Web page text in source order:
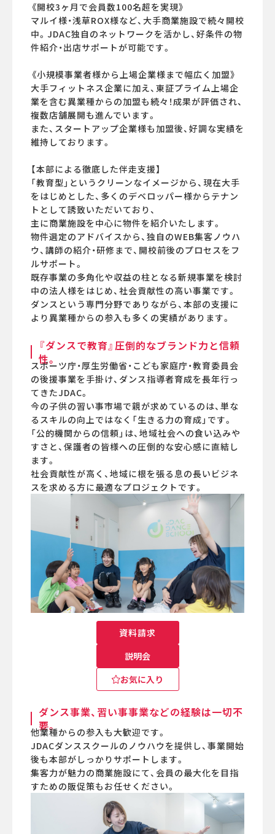
《開校3ヶ月で会員数100名超を実現》
マルイ様・浅草ROX様など、大手商業施設で続々開校
中。JDAC独自のネットワークを活かし、好条件の物
件紹介・出店サポートが可能です。
《小規模事業者様から上場企業様まで幅広く加盟》
大手フィットネス企業に加え、東証プライム上場企
業を含む異業種からの加盟も続々！成果が評価され、
複数店舗展開も進んでいます。
また、スタートアップ企業様も加盟後、好調な実績を
維持しております。
【本部による徹底した伴走支援】
「教育型」というクリーンなイメージから、現在大手
をはじめとした、多くのデベロッパー様からテナン
トとして誘致いただいており、
主に商業施設を中心に物件を紹介いたします。
物件選定のアドバイスから、独自のWEB集客ノウハ
ウ、講師の紹介・研修まで、開校前後のプロセスをフ
ルサポート。
既存事業の多角化や収益の柱となる新規事業を検討
中の法人様をはじめ、社会貢献性の高い事業です。
ダンスという専門分野でありながら、本部の支援に
より異業種からの参入も多くの実績があります。
『ダンスで教育』圧倒的なブランド力と信頼
性。
スポーツ庁・厚生労働省・こども家庭庁・教育委員会
の後援事業を手掛け、ダンス指導者育成を長年行っ
てきたJDAC。
今の子供の習い事市場で親が求めているのは、単な
るスキルの向上ではなく「生きる力の育成」です。
「公的機関からの信頼」は、地域社会への食い込みや
すさと、保護者の皆様への圧倒的な安心感に直結し
ます。
社会貢献性が高く、地域に根を張る息の長いビジネ
スを求める方に最適なプロジェクトです。
資料請求
説明会
お気に入り
ダンス事業、習い事事業などの経験は一切不
要。
他業種からの参入も大歓迎です。
JDACダンススクールのノウハウを提供し、事業開始
後も本部がしっかりサポートします。
集客力が魅力の商業施設にて、会員の最大化を目指
すための販促策もお任せください。